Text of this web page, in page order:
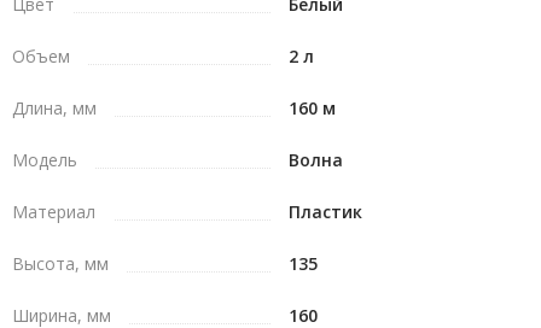
Объем 2 л
Длина, мм 160 м
Модель Волна
Материал Пластик
Высота, мм 135
Ширина, мм 160